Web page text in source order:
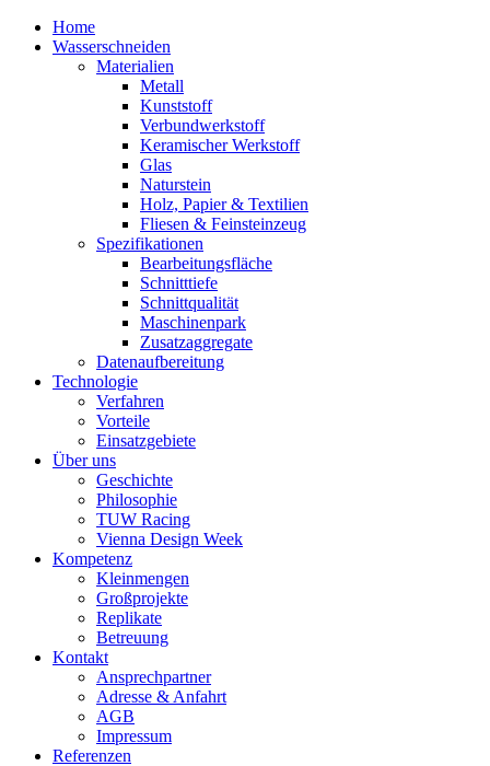
Home
Wasserschneiden
Materialien
Metall
Kunststoff
Verbundwerkstoff
Keramischer Werkstoff
Glas
Naturstein
Holz, Papier & Textilien
Fliesen & Feinsteinzeug
Spezifikationen
Bearbeitungsfläche
Schnitttiefe
Schnittqualität
Maschinenpark
Zusatzaggregate
Datenaufbereitung
Technologie
Verfahren
Vorteile
Einsatzgebiete
Über uns
Geschichte
Philosophie
TUW Racing
Vienna Design Week
Kompetenz
Kleinmengen
Großprojekte
Replikate
Betreuung
Kontakt
Ansprechpartner
Adresse & Anfahrt
AGB
Impressum
Referenzen